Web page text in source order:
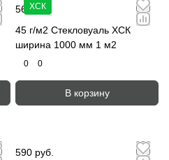
ХСК
56 руб.
45 г/м2 Стекловуаль ХСК
ширина 1000 мм 1 м2
0 0
В корзину
590 руб.